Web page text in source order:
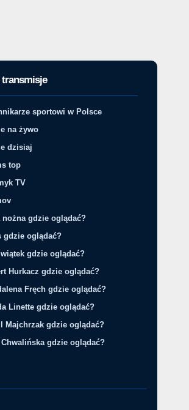
transmisje
sportowi w Polsce
na żywo
dzisiaj
top
TV
nożna gdzie oglądać?
gdzie oglądać?
gdzie oglądać?
Hurkacz gdzie oglądać?
Fręch gdzie oglądać?
Linette gdzie oglądać?
Majchrzak gdzie oglądać?
Chwalińska gdzie oglądać?